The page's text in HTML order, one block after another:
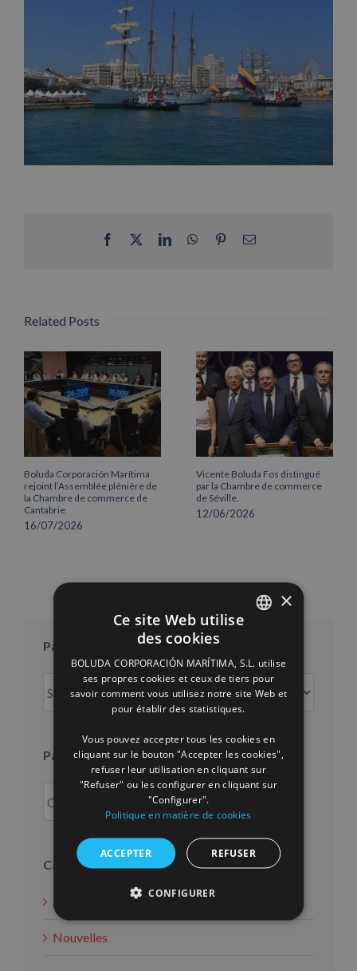
Facebook LinkedInWhatsApp
PinterestEmail
Related Posts
Boluda Corporación Marítima
rejoint l’Assemblée plénière de
la Chambre de commerce de
Cantabrie
16/07/2026
Vicente Boluda Fos distingué
par la Chambre de commerce
de Séville.
12/06/2026
Par mois
mois
Par an
Catégories
Actions d'intérêt social
Nouvelles
ENGLISH
FRENCH
×
Ce site Web utilise
des cookies
BOLUDA CORPORACIÓN MARÍTIMA, S.L. utilise
ses propres cookies et ceux de tiers pour
savoir comment vous utilisez notre site Web et
pour établir des statistiques.
Vous pouvez accepter tous les cookies en
cliquant sur le bouton "Accepter les cookies",
refuser leur utilisation en cliquant sur
"Refuser" ou les configurer en cliquant sur
"Configurer".
Politique en matière de cookies
ACCEPTER REFUSER
CONFIGURER